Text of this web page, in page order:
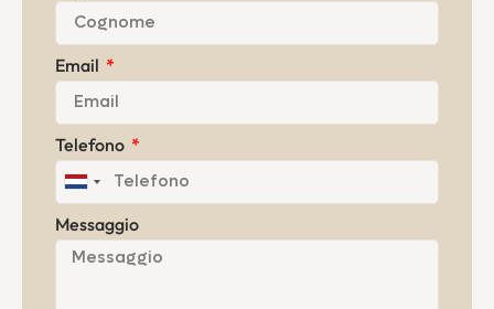
Email
Telefono
Netherlands
+31
Messaggio